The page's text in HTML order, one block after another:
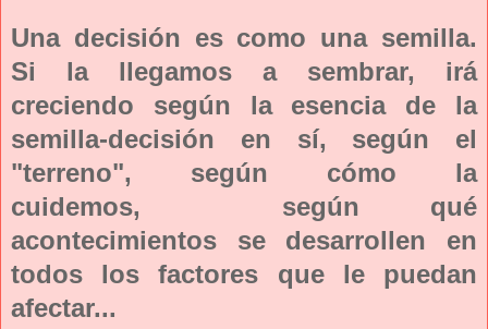
Una decisión es como una semilla.
Si la llegamos a sembrar, irá
creciendo según la esencia de la
semilla-decisión en sí, según el
"terreno", según cómo la
cuidemos, según qué
acontecimientos se desarrollen en
todos los factores que le puedan
afectar...